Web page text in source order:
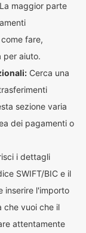
La maggior parte
fare,
per aiuto.
Cerca una
sezione varia
dei pagamenti o
i dettagli
SWIFT/BIC e il
inserire l'importo
che vuoi che il
attentamente